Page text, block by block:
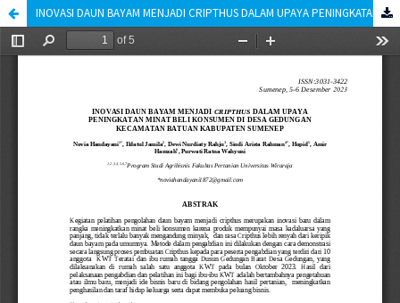
INOVASI DAUN BAYAM MENJADI CRIPTHUS DALAM UPAYA PENINGKATAN MINAT BELI KONSUMEN DI DESA GEDUNGAN KECAMATAN BATUAN KABUPATEN SUMENEP